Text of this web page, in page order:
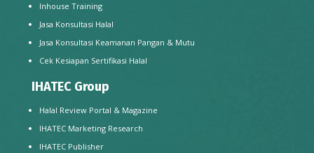
Inhouse Training
Jasa Konsultasi Halal
Jasa Konsultasi Keamanan Pangan & Mutu
Cek Kesiapan Sertifikasi Halal
IHATEC Group
Halal Review Portal & Magazine
IHATEC Marketing Research
IHATEC Publisher